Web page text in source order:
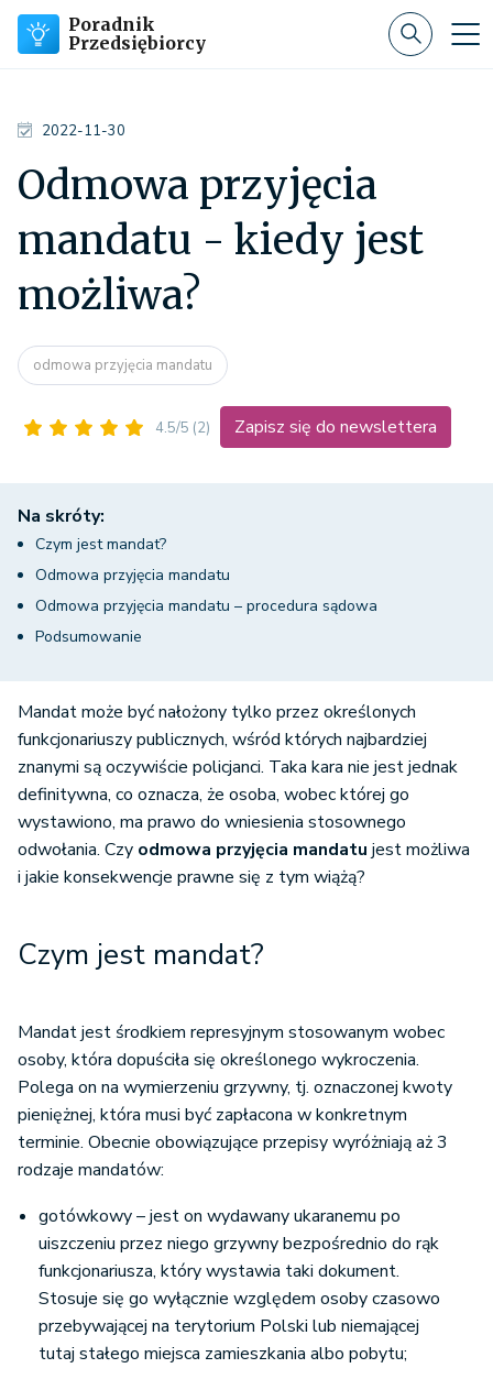
Poradnik
Przedsiębiorcy
2022-11-30
Odmowa przyjęcia
mandatu - kiedy jest
możliwa?
odmowa przyjęcia mandatu
4.5/5 (2) Zapisz się do newslettera
Na skróty:
Czym jest mandat?
Odmowa przyjęcia mandatu
Odmowa przyjęcia mandatu – procedura sądowa
Podsumowanie
Mandat może być nałożony tylko przez określonych
funkcjonariuszy publicznych, wśród których najbardziej
znanymi są oczywiście policjanci. Taka kara nie jest jednak
definitywna, co oznacza, że osoba, wobec której go
wystawiono, ma prawo do wniesienia stosownego
odwołania. Czy odmowa przyjęcia mandatu jest możliwa
i jakie konsekwencje prawne się z tym wiążą?
Czym jest mandat?
Mandat jest środkiem represyjnym stosowanym wobec
osoby, która dopuściła się określonego wykroczenia.
Polega on na wymierzeniu grzywny, tj. oznaczonej kwoty
pieniężnej, która musi być zapłacona w konkretnym
terminie. Obecnie obowiązujące przepisy wyróżniają aż 3
rodzaje mandatów:
gotówkowy – jest on wydawany ukaranemu po
uiszczeniu przez niego grzywny bezpośrednio do rąk
funkcjonariusza, który wystawia taki dokument.
Stosuje się go wyłącznie względem osoby czasowo
przebywającej na terytorium Polski lub niemającej
tutaj stałego miejsca zamieszkania albo pobytu;